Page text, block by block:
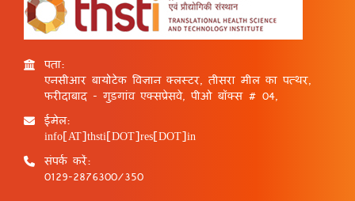
पता:
एनसीआर बायोटेक विज्ञान क्लस्टर, तीसरा मील का पत्थर,
फरीदाबाद - गुड़गांव एक्सप्रेसवे, पीओ बॉक्स # 04,
ईमेल:
info[AT]thsti[DOT]res[DOT]in
संपर्क करें:
0129-2876300/350